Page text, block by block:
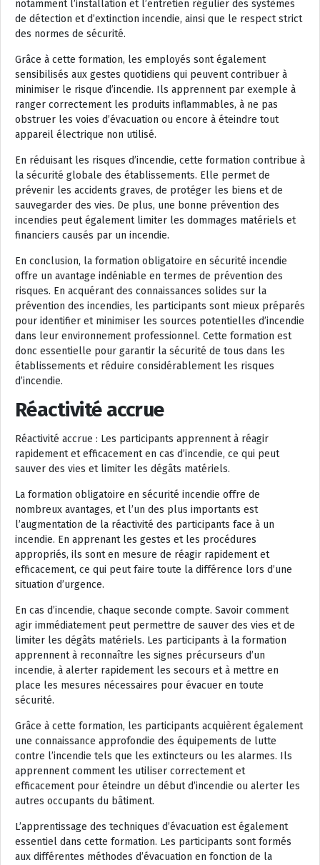
notamment l’installation et l’entretien régulier des systèmes
de détection et d’extinction incendie, ainsi que le respect strict
des normes de sécurité.
Grâce à cette formation, les employés sont également
sensibilisés aux gestes quotidiens qui peuvent contribuer à
minimiser le risque d’incendie. Ils apprennent par exemple à
ranger correctement les produits inflammables, à ne pas
obstruer les voies d’évacuation ou encore à éteindre tout
appareil électrique non utilisé.
En réduisant les risques d’incendie, cette formation contribue à
la sécurité globale des établissements. Elle permet de
prévenir les accidents graves, de protéger les biens et de
sauvegarder des vies. De plus, une bonne prévention des
incendies peut également limiter les dommages matériels et
financiers causés par un incendie.
En conclusion, la formation obligatoire en sécurité incendie
offre un avantage indéniable en termes de prévention des
risques. En acquérant des connaissances solides sur la
prévention des incendies, les participants sont mieux préparés
pour identifier et minimiser les sources potentielles d’incendie
dans leur environnement professionnel. Cette formation est
donc essentielle pour garantir la sécurité de tous dans les
établissements et réduire considérablement les risques
d’incendie.
Réactivité accrue
Réactivité accrue : Les participants apprennent à réagir
rapidement et efficacement en cas d’incendie, ce qui peut
sauver des vies et limiter les dégâts matériels.
La formation obligatoire en sécurité incendie offre de
nombreux avantages, et l’un des plus importants est
l’augmentation de la réactivité des participants face à un
incendie. En apprenant les gestes et les procédures
appropriés, ils sont en mesure de réagir rapidement et
efficacement, ce qui peut faire toute la différence lors d’une
situation d’urgence.
En cas d’incendie, chaque seconde compte. Savoir comment
agir immédiatement peut permettre de sauver des vies et de
limiter les dégâts matériels. Les participants à la formation
apprennent à reconnaître les signes précurseurs d’un
incendie, à alerter rapidement les secours et à mettre en
place les mesures nécessaires pour évacuer en toute
sécurité.
Grâce à cette formation, les participants acquièrent également
une connaissance approfondie des équipements de lutte
contre l’incendie tels que les extincteurs ou les alarmes. Ils
apprennent comment les utiliser correctement et
efficacement pour éteindre un début d’incendie ou alerter les
autres occupants du bâtiment.
L’apprentissage des techniques d’évacuation est également
essentiel dans cette formation. Les participants sont formés
aux différentes méthodes d’évacuation en fonction de la